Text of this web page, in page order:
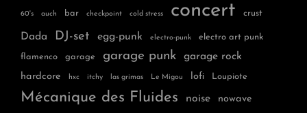
60's auch bar checkpoint cold stress concert crust
Dada DJ-set egg-punk electro-punk electro art punk
flamenco garage garage punk garage rock
hardcore hxc itchy las grimas Le Migou lofi Loupiote
Mécanique des Fluides noise nowave